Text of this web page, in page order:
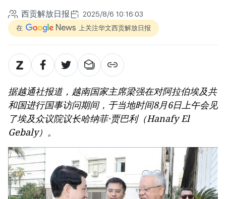
西贡解放日报 2025/8/6 10:16:03
在 上关注华文西贡解放日报
据越通社报道，越南国家主席梁强在对阿拉伯埃及共
和国进行国事访问期间，于当地时间8月6日上午会见
了埃及众议院议长哈纳菲·贾巴利（Hanafy El
Gebaly）。